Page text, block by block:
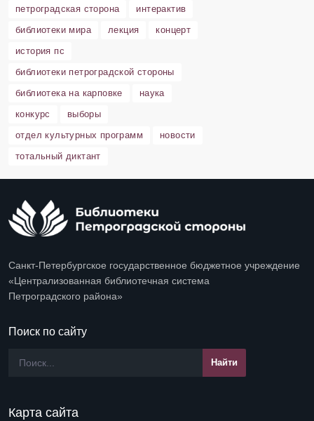
петроградская сторона
интерактив
библиотеки мира
лекция
концерт
история пс
библиотеки петроградской стороны
библиотека на карповке
наука
конкурс
выборы
отдел культурных программ
новости
тотальный диктант
Санкт-Петербургское государственное бюджетное учреждение
«Централизованная библиотечная система
Петроградского района»
Поиск по сайту
Карта сайта